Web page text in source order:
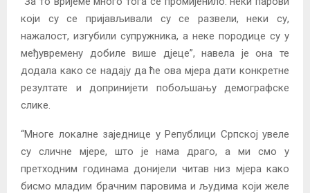
који су се пријављивали су се развели, неки су,
нажалост, изгубили супружника, а неке породице су у
међувремену добиле више д‌јеце”, навела је она те
додала како се надају да ће ова мјера дати конкретне
резултате и допринијети побољшању демографске
слике.
“Многе локалне заједнице у Републици Српској увеле
су сличне мјере, што је нама драго, а ми смо у
претходним годинама донијели читав низ мјера како
бисмо младим брачним паровима и људима који желе